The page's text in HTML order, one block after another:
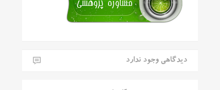
دیدگاهی وجود ندارد